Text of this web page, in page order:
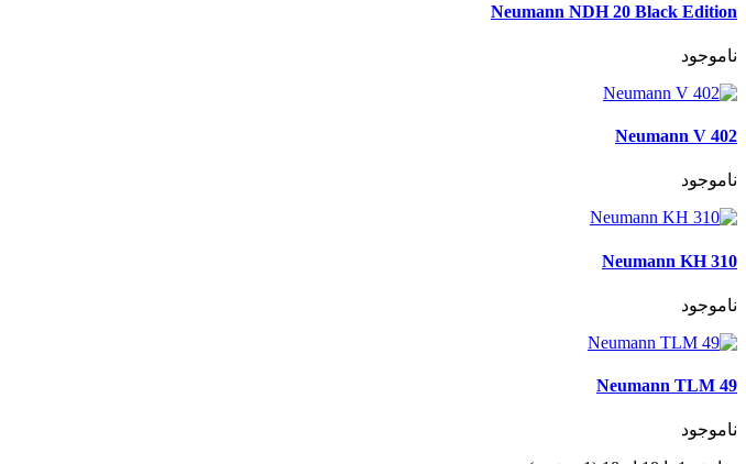
Neumann NDH 20 Black Edition
ناموجود
Neumann V 402
ناموجود
Neumann KH 310
ناموجود
Neumann TLM 49
ناموجود